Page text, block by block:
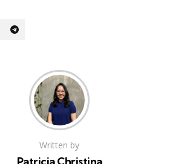
Written by
Patricia Christina